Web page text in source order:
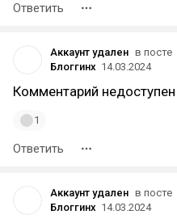
Ответить
Аккаунт удален в посте
Блоггинх 14.03.2024
Комментарий недоступен
1
Ответить
Аккаунт удален в посте
Блоггинх 14.03.2024